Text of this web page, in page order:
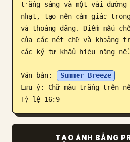
trắng sáng và một vài đường
nhạt, tạo nên cảm giác
và thoáng đãng. Điểm mấu
của các nét chữ và khoảng
các ký tự khẩu hiệu nặng nề.
Văn bản:
Summer Breeze
Lưu ý: Chữ màu trắng trên
Tỷ lệ 16:9
TẠO ẢNH BẰNG